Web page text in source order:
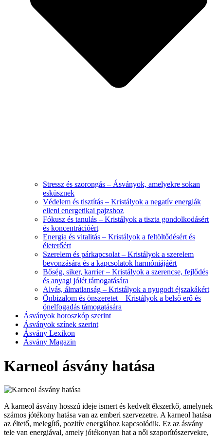
Stressz és szorongás – Ásványok, amelyekre sokan
esküsznek
Védelem és tisztítás – Kristályok a negatív energiák
elleni energetikai pajzshoz
Fókusz és tanulás – Kristályok a tiszta gondolkodásért
és koncentrációért
Energia és vitalitás – Kristályok a feltöltődésért és
életerőért
Szerelem és párkapcsolat – Kristályok a szerelem
bevonzására és a kapcsolatok harmóniájáért
Bőség, siker, karrier – Kristályok a szerencse, fejlődés
és anyagi jólét támogatására
Alvás, álmatlanság – Kristályok a nyugodt éjszakákért
Önbizalom és önszeretet – Kristályok a belső erő és
önelfogadás támogatására
Ásványok horoszkóp szerint
Ásványok színek szerint
Ásvány Lexikon
Ásvány Magazin
Karneol ásvány hatása
A karneol ásvány hosszú ideje ismert és kedvelt ékszerkő, amelynek
számos jótékony hatása van az emberi szervezetre. A karneol hatása
az éltető, melegítő, pozitív energiához kapcsolódik. Ez az ásvány
tele van energiával, amely jótékonyan hat a női szaporítószervekre,